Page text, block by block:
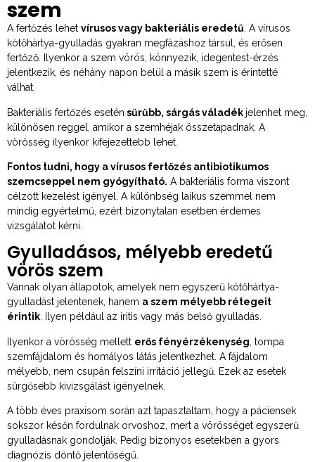
szem
A fertőzés lehet vírusos vagy bakteriális eredetű . A vírusos
kötőhártya-gyulladás gyakran megfázáshoz társul, és erősen
fertőző. Ilyenkor a szem vörös, könnyezik, idegentest-érzés
jelentkezik, és néhány napon belül a másik szem is érintetté
válhat.
Bakteriális fertőzés esetén sűrűbb, sárgás váladék jelenhet meg,
különösen reggel, amikor a szemhéjak összetapadnak. A
vörösség ilyenkor kifejezettebb lehet.
Fontos tudni, hogy a vírusos fertőzés antibiotikumos
szemcseppel nem gyógyítható. A bakteriális forma viszont
célzott kezelést igényel. A különbség laikus szemmel nem
mindig egyértelmű, ezért bizonytalan esetben érdemes
vizsgálatot kérni.
Gyulladásos, mélyebb eredetű
vörös szem
Vannak olyan állapotok, amelyek nem egyszerű kötőhártya-
gyulladást jelentenek, hanem a szem mélyebb rétegeit
érintik. Ilyen például az iritis vagy más belső gyulladás.
Ilyenkor a vörösség mellett erős fényérzékenység , tompa
szemfájdalom és homályos látás jelentkezhet. A fájdalom
mélyebb, nem csupán felszíni irritáció jellegű. Ezek az esetek
sürgősebb kivizsgálást igényelnek.
A több éves praxisom során azt tapasztaltam, hogy a páciensek
sokszor későn fordulnak orvoshoz, mert a vörösséget egyszerű
gyulladásnak gondolják. Pedig bizonyos esetekben a gyors
diagnózis döntő jelentőségű.